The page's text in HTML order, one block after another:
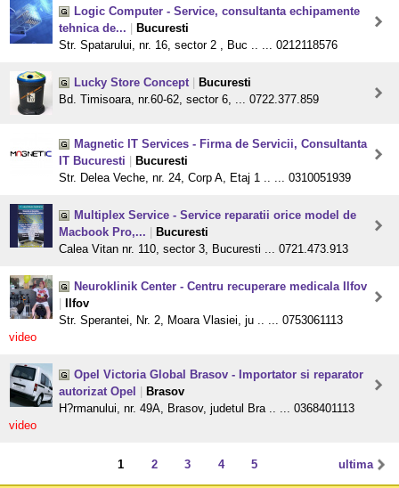
Logic Computer - Service, consultanta echipamente
tehnica de...
Bucuresti
Str. Spatarului, nr. 16, sector 2 , Buc .. ... 0212118576
Lucky Store Concept
Bucuresti
Bd. Timisoara, nr.60-62, sector 6, ... 0722.377.859
Magnetic IT Services - Firma de Servicii, Consultanta
IT Bucuresti
Bucuresti
Str. Delea Veche, nr. 24, Corp A, Etaj 1 .. ... 0310051939
Multiplex Service - Service reparatii orice model de
Macbook Pro,...
Bucuresti
Calea Vitan nr. 110, sector 3, Bucuresti ... 0721.473.913
Neuroklinik Center - Centru recuperare medicala Ilfov
Ilfov
Str. Sperantei, Nr. 2, Moara Vlasiei, ju .. ... 0753061113
video
Opel Victoria Global Brasov - Importator si reparator
autorizat Opel
Brasov
H?rmanului, nr. 49A, Brasov, judetul Bra .. ... 0368401113
video
ultima
1 2 3 4 5